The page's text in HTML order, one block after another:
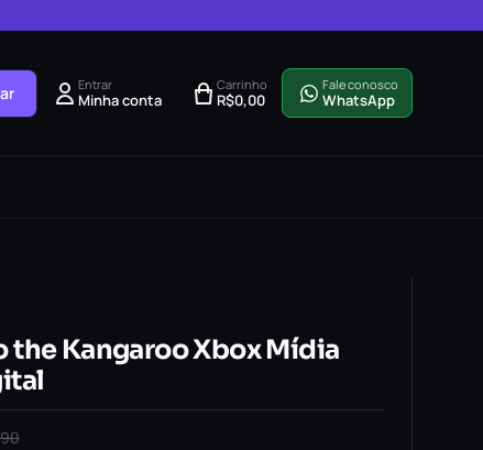
Entrar
Minha conta
Carrinho
R$0,00
Fale conosco
WhatsApp
the Kangaroo Xbox Mídia